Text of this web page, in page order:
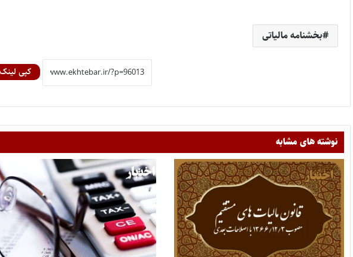
بخشنامه مالیاتی
کپی لینک
نوشته های مشابه